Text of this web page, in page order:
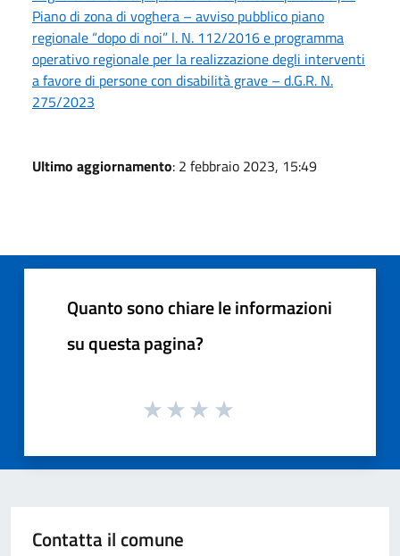
Piano di zona di voghera – avviso pubblico piano
regionale “dopo di noi” l. N. 112/2016 e programma
operativo regionale per la realizzazione degli interventi
a favore di persone con disabilità grave – d.G.R. N.
275/2023
Ultimo aggiornamento: 2 febbraio 2023, 15:49
Quanto sono chiare le informazioni
su questa pagina?
Contatta il comune